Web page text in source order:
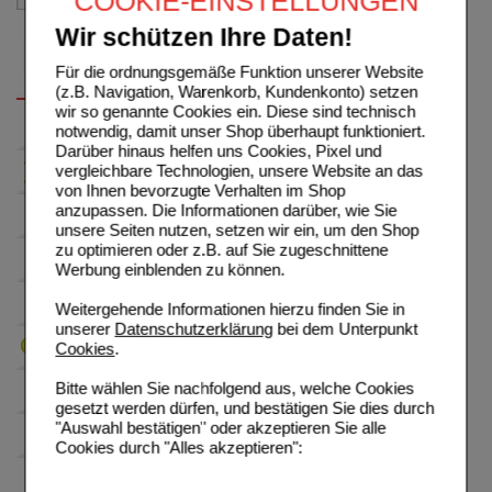
Wir schützen Ihre Daten!
Für die ordnungsgemäße Funktion unserer Website
(z.B. Navigation, Warenkorb, Kundenkonto) setzen
wir so genannte Cookies ein. Diese sind technisch
notwendig, damit unser Shop überhaupt funktioniert.
Darüber hinaus helfen uns Cookies, Pixel und
vergleichbare Technologien, unsere Website an das
von Ihnen bevorzugte Verhalten im Shop
anzupassen. Die Informationen darüber, wie Sie
unsere Seiten nutzen, setzen wir ein, um den Shop
zu optimieren oder z.B. auf Sie zugeschnittene
Werbung einblenden zu können.
Weitergehende Informationen hierzu finden Sie in
unserer Datenschutzerklärungbei dem Unterpunkt
Cookies.
Bitte wählen Sie nachfolgend aus, welche Cookies
gesetzt werden dürfen, und bestätigen Sie dies durch
"Auswahl bestätigen" oder akzeptieren Sie alle
Cookies durch "Alles akzeptieren":